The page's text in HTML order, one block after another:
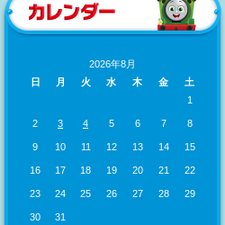
2026年8月
日
月 火 水 木 金
土
1
2 3 4 5 6 7 8
9 10 11 12 13 14 15
16 17 18 19 20 21 22
23 24 25 26 27 28 29
30
31